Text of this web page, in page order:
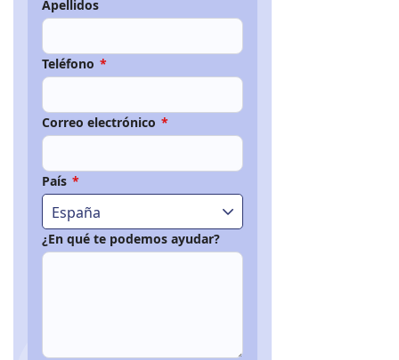
Apellidos
Teléfono *
Correo electrónico *
País *
España
¿En qué te podemos ayudar?